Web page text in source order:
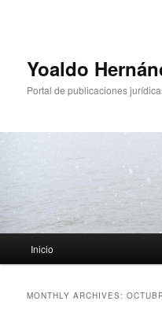
Yoaldo
Portal de publicaciones
Skip to primary content
Skip to secondary content
Inicio
MONTHLY ARCHIVES: